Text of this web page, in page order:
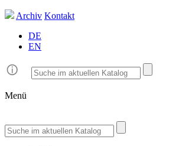
Archiv Kontakt
DE
EN
Menü